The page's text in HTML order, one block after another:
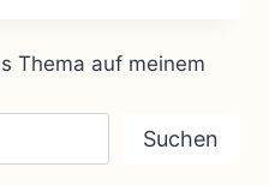
Thema auf meinem
Suchen